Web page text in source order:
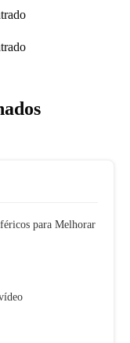
para Melhorar